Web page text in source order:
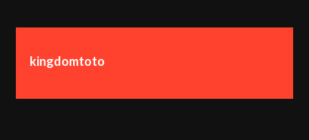
kingdomtoto